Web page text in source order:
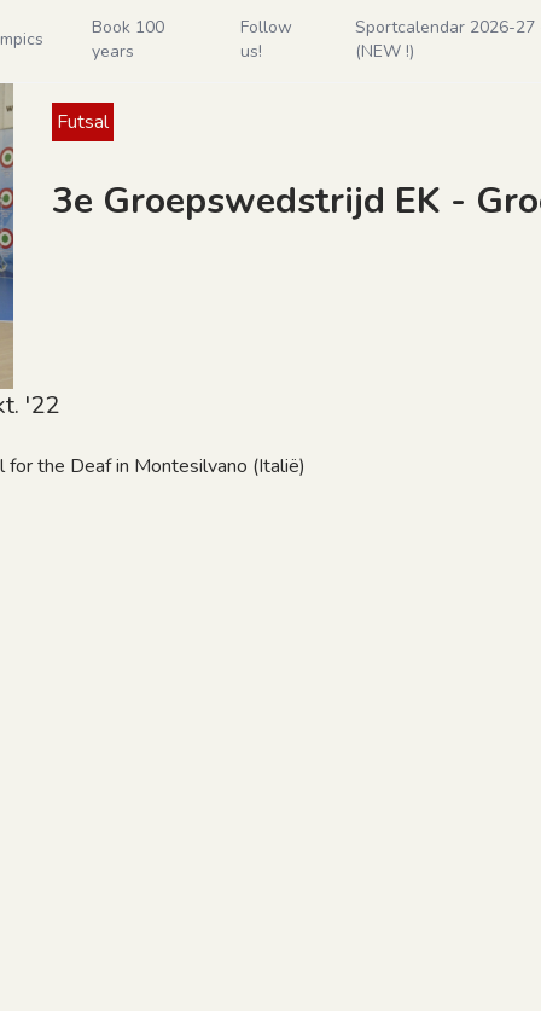
Book 100
years
Follow
us!
Sportcalendar 2026-
(NEW !)
Futsal
3e Groepswedstrijd EK -
'22
for the Deaf in Montesilvano (Italië)